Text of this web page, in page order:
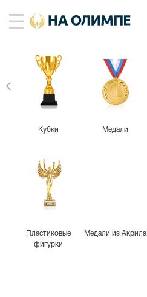
Кубки Медали
Пластиковые
фигурки
Медали из Акрила